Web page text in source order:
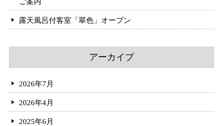
露天風呂付客室「翠色」オープン
アーカイブ
2026年7月
2026年4月
2025年6月